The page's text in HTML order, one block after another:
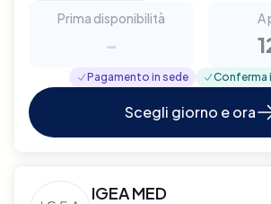
Prima disponibilità
-
A
Pagamento in sede Conferma
Scegli giorno e ora
IGEA MED